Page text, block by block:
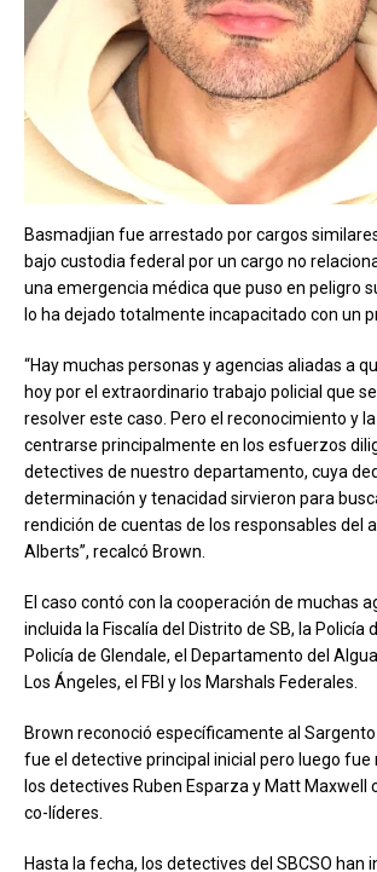
Basmadjian fue arrestado por cargos
bajo custodia federal por un cargo no
una emergencia médica que puso en peligro
lo ha dejado totalmente incapacitado con un
“Hay muchas personas y agencias aliadas a
hoy por el extraordinario trabajo policial que
resolver este caso. Pero el reconocimiento y
centrarse principalmente en los esfuerzos
detectives de nuestro departamento, cuya
determinación y tenacidad sirvieron para
rendición de cuentas de los responsables del
Alberts”, recalcó Brown.
El caso contó con la cooperación de muchas
incluida la Fiscalía del Distrito de SB, la Policía
Policía de Glendale, el Departamento del
Los Ángeles, el FBI y los Marshals Federales.
Brown reconoció específicamente al Sargento
fue el detective principal inicial pero luego
los detectives Ruben Esparza y Matt Maxwell
co-líderes.
Hasta la fecha, los detectives del SBCSO han